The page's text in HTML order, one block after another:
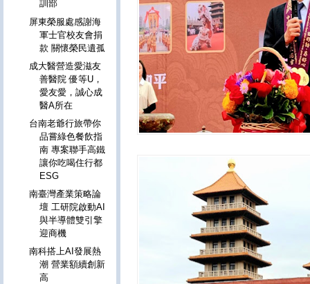
訓部
屏東榮服處感謝海
軍士官校友會捐
款 關懷榮民遺孤
成大醫營造愛滋友
善醫院 優等U，
愛友愛，誠心成
醫A所在
台南老爺行旅帶你
品嘗綠色餐飲指
南 專案聯手高鐵
讓你吃喝住行都
ESG
南臺灣產業策略論
壇 工研院啟動AI
與半導體雙引擎
迎商機
南科搭上AI發展熱
潮 營業額續創新
高